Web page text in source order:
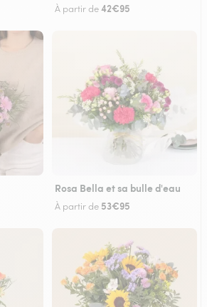
À partir de42€95
Rosa Bella et sa bulle d'eau
À partir de 53€95